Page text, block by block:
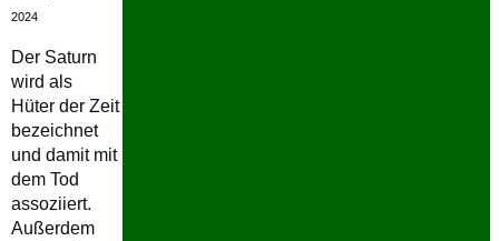
2024
Der Saturn
wird als
Hüter der Zeit
bezeichnet
und damit mit
dem Tod
assoziiert.
Außerdem